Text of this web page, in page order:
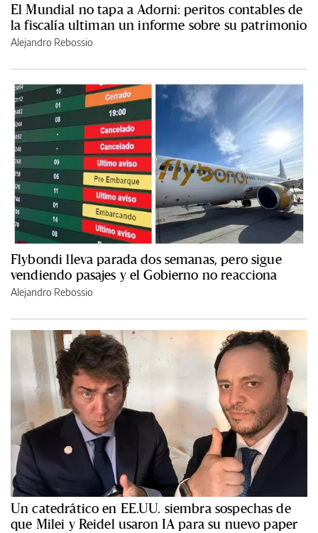
El Mundial no tapa a Adorni: peritos contables de
la fiscalía ultiman un informe sobre su patrimonio
Alejandro Rebossio
Flybondi lleva parada dos semanas, pero sigue
vendiendo pasajes y el Gobierno no reacciona
Alejandro Rebossio
Un catedrático en EE.UU. siembra sospechas de
que Milei y Reidel usaron IA para su nuevo paper